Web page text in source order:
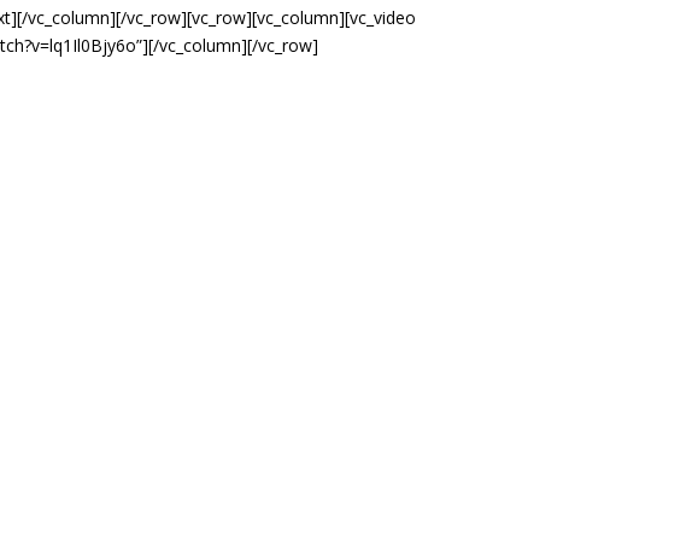
vc_column][/vc_row][vc_row][vc_column][vc_video
vc_column][/vc_row]